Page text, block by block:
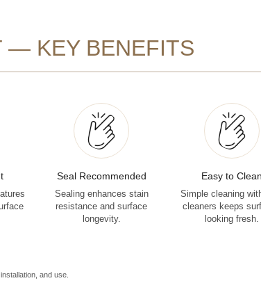
— KEY BENEFITS
Seal Recommended
Sealing enhances stain
resistance and surface
longevity.
Easy to Clean
Simple cleaning
cleaners keeps
looking fresh.
and use.